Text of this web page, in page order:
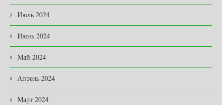
Июль 2024
Июнь 2024
Май 2024
Апрель 2024
Март 2024